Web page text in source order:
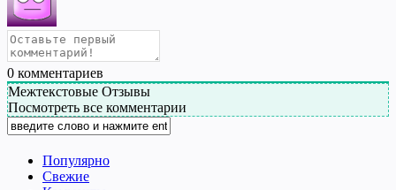
0 комментариев
Межтекстовые Отзывы
Посмотреть все комментарии
Популярно
Свежие